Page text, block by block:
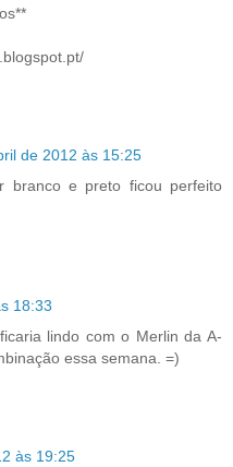
de 2012 às 15:25
branco e preto ficou perfeito
18:33
lindo com o Merlin da A-
essa semana. =)
às 19:25